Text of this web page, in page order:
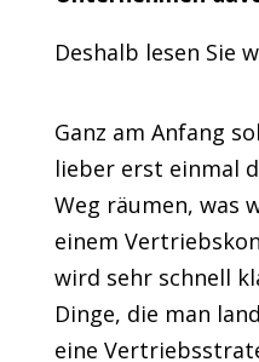
Deshalb lesen Sie
Ganz am Anfang
lieber erst einmal
Weg räumen, was
einem
wird sehr schnell
Dinge, die man
eine